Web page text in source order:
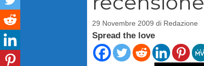
29 Novembre 2009 di Redazione
Spread the love